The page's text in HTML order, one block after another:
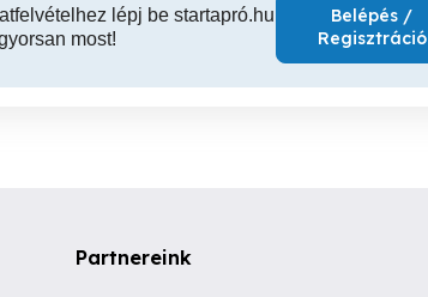
lépj be startapró.hu
most!
Belépés /
Regisztráció
Partnereink